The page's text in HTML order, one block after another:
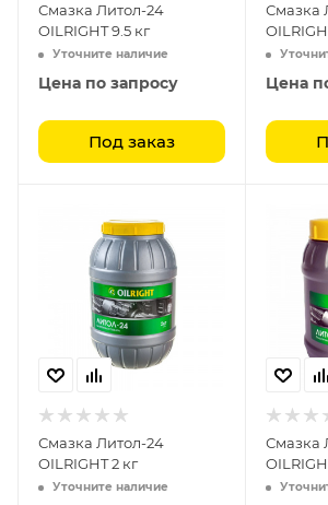
Смазка Литол-24
OILRIGHT 9.5 кг
Уточните наличие
Цена по запросу
Под заказ
Смазка
Цена
Смазка Литол-24
OILRIGHT 2 кг
Уточните наличие
Смазка